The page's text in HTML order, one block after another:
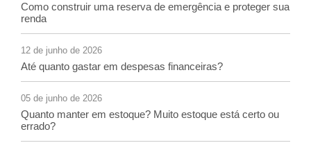
Como construir uma reserva de emergência e proteger sua
renda
12 de junho de 2026
Até quanto gastar em despesas financeiras?
05 de junho de 2026
Quanto manter em estoque? Muito estoque está certo ou
errado?